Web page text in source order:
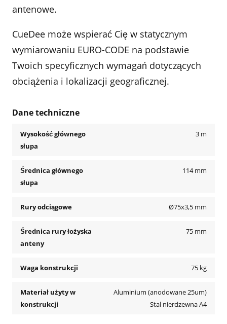
antenowe.
CueDee może wspierać Cię w statycznym
wymiarowaniu EURO-CODE na podstawie
Twoich specyficznych wymagań dotyczących
obciążenia i lokalizacji geograficznej.
Dane techniczne
Wysokość głównego
słupa
3 m
Średnica głównego
słupa
114 mm
Rury odciągowe Ø75x3,5 mm
Średnica rury łożyska
anteny
75 mm
Waga konstrukcji 75 kg
Materiał użyty w
konstrukcji
Aluminium (anodowane 25um)
Stal nierdzewna A4